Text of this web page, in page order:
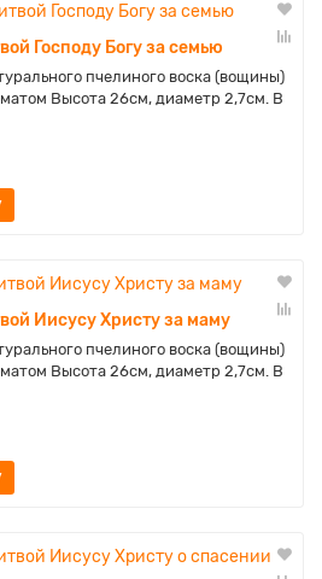
Господу Богу за семью
пчелиного воска (вощины)
Высота 26см, диаметр 2,7см. В
Иисусу Христу за маму
пчелиного воска (вощины)
Высота 26см, диаметр 2,7см. В